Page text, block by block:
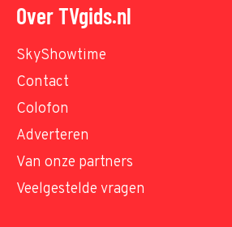
Over TVgids.nl
SkyShowtime
Contact
Colofon
Adverteren
Van onze partners
Veelgestelde vragen